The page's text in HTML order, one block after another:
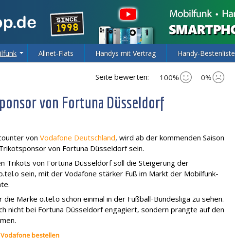
Allnet-Flats Handys mit Vertrag Handy-Bestenliste
Seite bewerten: 100% 0%
von Fortuna Düsseldorf
von Vodafone Deutschland, wird ab der kommenden Saison
von Fortuna Düsseldorf sein.
Trikots von Fortuna Düsseldorf soll die Steigerung der
sein, mit der Vodafone stärker Fuß im Markt der Mobilfunk-
die Marke o.tel.o schon einmal in der Fußball-Bundesliga zu sehen.
nicht bei Fortuna Düsseldorf engagiert, sondern prangte auf den
bestellen